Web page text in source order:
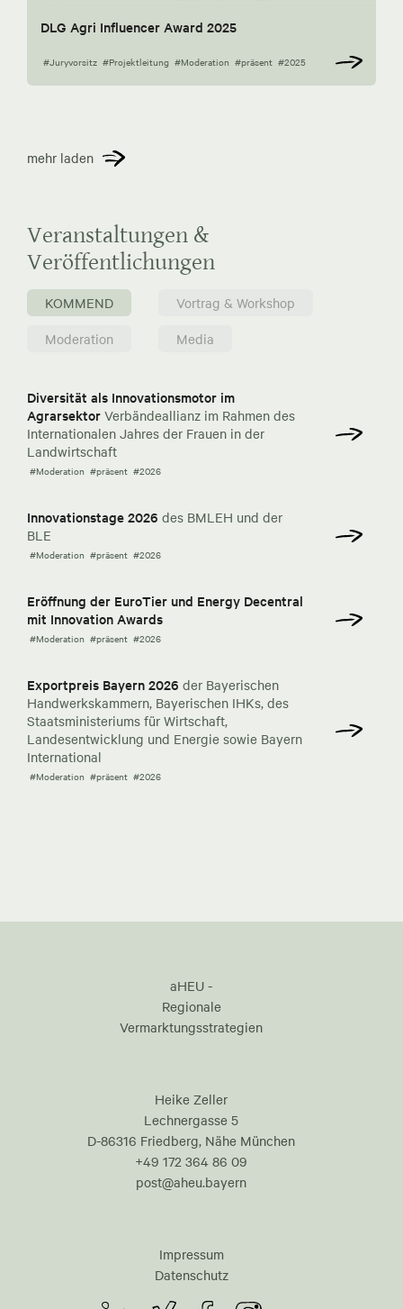
DLG Agri Influencer Award 2025
#Juryvorsitz #Projektleitung #Moderation #präsent #2025
mehr laden
Veranstaltungen &
Veröffentlichungen
KOMMEND
Vortrag & Workshop
Moderation
Media
Diversität als Innovationsmotor im
Agrarsektor Verbändeallianz im Rahmen des
Internationalen Jahres der Frauen in der
Landwirtschaft
#Moderation #präsent #2026
Innovationstage 2026 des BMLEH und der
BLE
#Moderation #präsent #2026
Eröffnung der EuroTier und Energy Decentral
mit Innovation Awards
#Moderation #präsent #2026
Exportpreis Bayern 2026 der Bayerischen
Handwerkskammern, Bayerischen IHKs, des
Staatsministeriums für Wirtschaft,
Landesentwicklung und Energie sowie Bayern
International
#Moderation #präsent #2026
aHEU -
Regionale
Vermarktungsstrategien
Heike Zeller
Lechnergasse 5
D-86316 Friedberg, Nähe München
+49 172 364 86 09
post@aheu.bayern
Impressum
Datenschutz